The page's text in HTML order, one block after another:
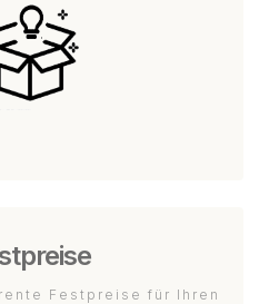
Festpreise für Ihren